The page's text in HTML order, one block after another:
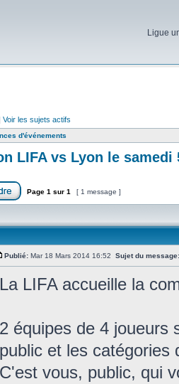
Ligue
Voir les sujets actifs
d'événements
LIFA vs Lyon le samedi
Page 1 sur 1 [ 1 message ]
Publié: Mar 18 Mars 2014 16:52 Sujet du message:
La LIFA accueille la
2 équipes de 4 joueurs
public et les catégories
C'est vous, public, qui